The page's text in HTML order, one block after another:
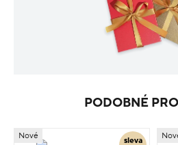
PODOBNÉ
sleva
Nové